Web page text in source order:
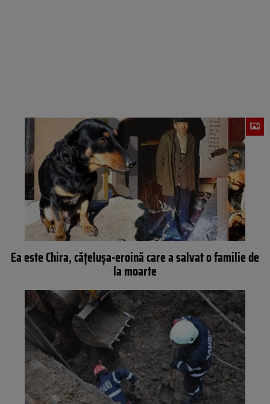
Ea este Chira, cățelușa-eroină care a salvat o familie de
la moarte